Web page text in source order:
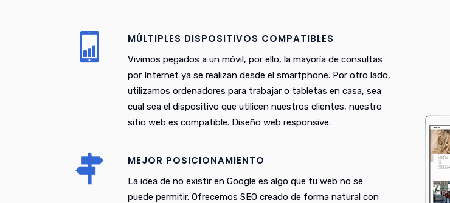
MÚLTIPLES DISPOSITIVOS COMPATIBLES
Vivimos pegados a un móvil, por ello, la mayoría de consultas
por Internet ya se realizan desde el smartphone. Por otro lado,
utilizamos ordenadores para trabajar o tabletas en casa, sea
cual sea el dispositivo que utilicen nuestros clientes, nuestro
sitio web es compatible. Diseño web responsive.
MEJOR POSICIONAMIENTO
La idea de no existir en Google es algo que tu web no se
puede permitir. Ofrecemos SEO creado de forma natural con